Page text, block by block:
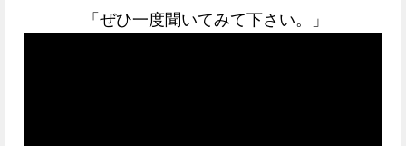
「ぜひ一度聞いてみて下さい。」